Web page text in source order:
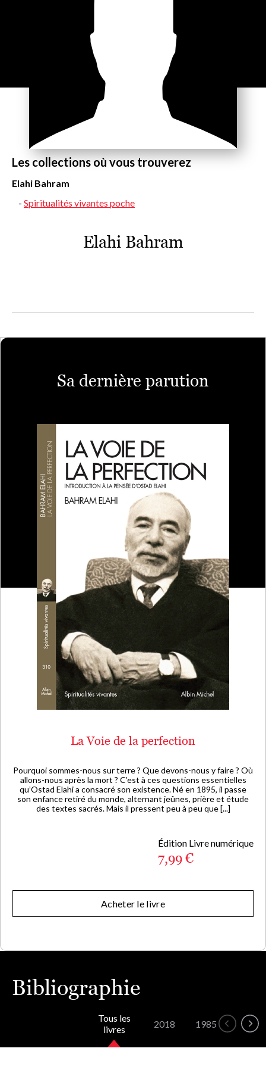
Les collections où vous trouverez
Elahi Bahram
Spiritualités vivantes poche
Elahi Bahram
Sa dernière parution
La Voie de la perfection
Pourquoi sommes-nous sur terre ? Que devons-nous y faire ? Où
allons-nous après la mort ? C’est à ces questions essentielles
qu’Ostad Elahi a consacré son existence. Né en 1895, il passe
son enfance retiré du monde, alternant jeûnes, prière et étude
des textes sacrés. Mais il pressent peu à peu que [...]
Édition Livre numérique
7,99 €
Acheter le livre
Bibliographie
Tous les
livres
2018 1985